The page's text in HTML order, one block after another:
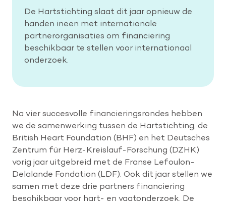
De Hartstichting slaat dit jaar opnieuw de
handen ineen met internationale
partnerorganisaties om financiering
beschikbaar te stellen voor internationaal
onderzoek.
Na vier succesvolle financieringsrondes hebben
we de samenwerking tussen de Hartstichting, de
British Heart Foundation (BHF) en het Deutsches
Zentrum für Herz-Kreislauf-Forschung (DZHK)
vorig jaar uitgebreid met de Franse Lefoulon-
Delalande Fondation (LDF). Ook dit jaar stellen we
samen met deze drie partners financiering
beschikbaar voor hart- en vaatonderzoek. De